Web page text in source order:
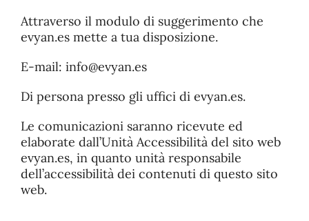
Attraverso il modulo di suggerimento che
evyan.es mette a tua disposizione.
E-mail: info@evyan.es
Di persona presso gli uffici di evyan.es.
Le comunicazioni saranno ricevute ed
elaborate dall’Unità Accessibilità del sito web
evyan.es, in quanto unità responsabile
dell’accessibilità dei contenuti di questo sito
web.